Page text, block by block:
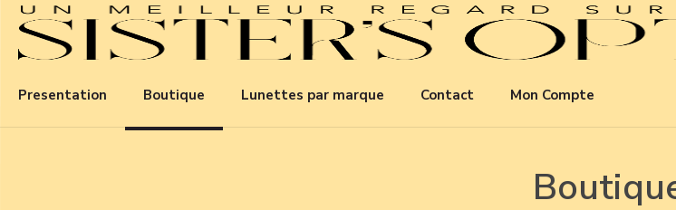
Presentation Boutique Lunettes par marque Contact Mon Compte